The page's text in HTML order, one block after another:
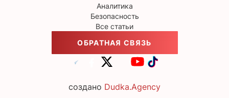
Аналитика
Безопасность
Все статьи
ОБРАТНАЯ СВЯЗЬ
создано Dudka.Agency